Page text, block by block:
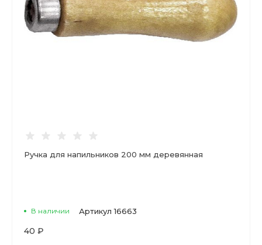
Ручка для напильников 200 мм деревянная
В наличии Артикул 16663
40 ₽